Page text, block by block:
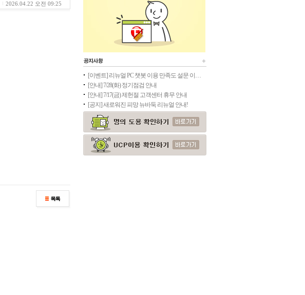
2026.04.22 오전 09:25
[이벤트] 리뉴얼 PC 챗봇 이용 만족도 설문 이벤트
[안내] 7/28(화) 정기점검 안내
[안내] 7/17(금) 제헌절 고객센터 휴무 안내
[공지] 새로워진 피망 뉴바둑 리뉴얼 안내!